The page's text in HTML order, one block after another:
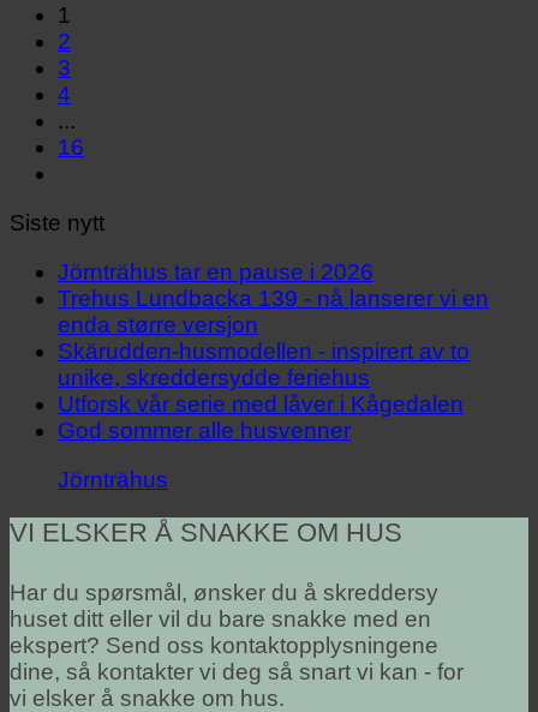
1
2
3
4
...
16
Siste nytt
Jörnträhus tar en pause i 2026
Trehus Lundbacka 139 - nå lanserer vi en
enda større versjon
Skärudden-husmodellen - inspirert av to
unike, skreddersydde feriehus
Utforsk vår serie med låver i Kågedalen
God sommer alle husvenner
Jörnträhus
VI ELSKER Å SNAKKE OM HUS
Har du spørsmål, ønsker du å skreddersy
huset ditt eller vil du bare snakke med en
ekspert? Send oss kontaktopplysningene
dine, så kontakter vi deg så snart vi kan - for
vi elsker å snakke om hus.